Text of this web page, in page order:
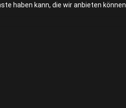
haben kann, die wir anbieten können.